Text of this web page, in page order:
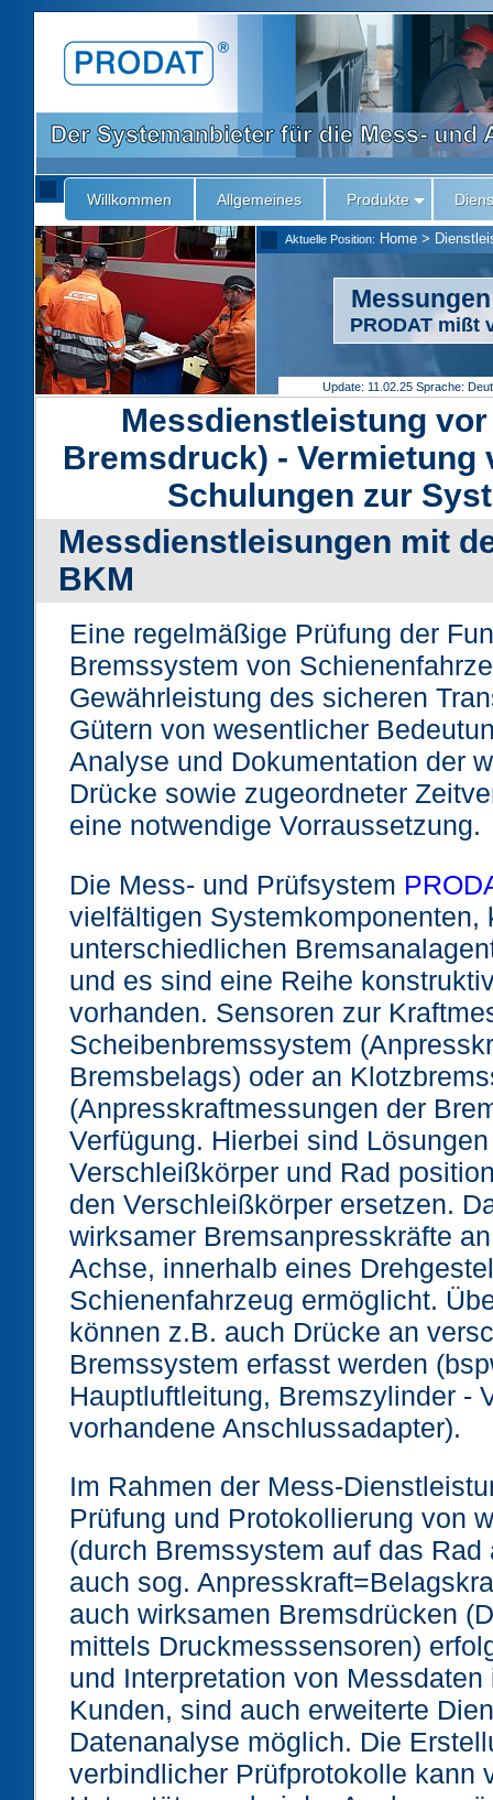
Willkommen Allgemeines Produkte
Aktuelle Position: Home >
PRODAT mißt
Update: 11.02.25 Sprache:
Messdienstleistung
Bremsdruck) - Vermietung
Schulungen zur
Messdienstleisungen mit
BKM
Eine regelmäßige Prüfung der
Bremssystem von
Gewährleistung des sicheren
Gütern von wesentlicher
Analyse und Dokumentation der
Drücke sowie zugeordneter
eine notwendige Vorraussetzung.
Die Mess- und Prüfsystem
vielfältigen Systemkomponenten,
unterschiedlichen
und es sind eine Reihe
vorhanden. Sensoren zur
Scheibenbremssystem
Bremsbelags) oder an
(Anpresskraftmessungen der
Verfügung. Hierbei sind
Verschleißkörper und Rad
den Verschleißkörper ersetzen.
wirksamer Bremsanpresskräfte
Achse, innerhalb eines
Schienenfahrzeug ermöglicht.
können z.B. auch Drücke an
Bremssystem erfasst werden
Hauptluftleitung, Bremszylinder -
vorhandene Anschlussadapter).
Im Rahmen der Mess-
Prüfung und Protokollierung von
(durch Bremssystem auf das
auch sog.
auch wirksamen Bremsdrücken
mittels Druckmesssensoren)
und Interpretation von
Kunden, sind auch erweiterte
Datenanalyse möglich. Die
verbindlicher Prüfprotokolle kann